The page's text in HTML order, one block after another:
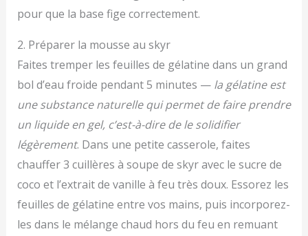
pour que la base fige correctement.
2. Préparer la mousse au skyr
Faites tremper les feuilles de gélatine dans un grand
bol d’eau froide pendant 5 minutes — la gélatine est
une substance naturelle qui permet de faire prendre
un liquide en gel, c’est-à-dire de le solidifier
légèrement. Dans une petite casserole, faites
chauffer 3 cuillères à soupe de skyr avec le sucre de
coco et l’extrait de vanille à feu très doux. Essorez les
feuilles de gélatine entre vos mains, puis incorporez-
les dans le mélange chaud hors du feu en remuant